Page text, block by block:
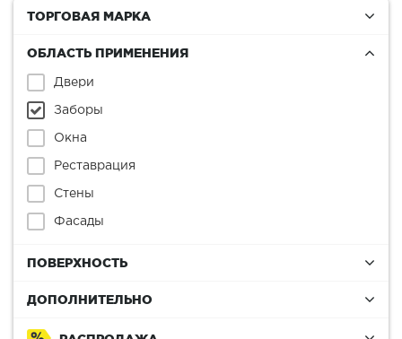
ТОРГОВАЯ МАРКА
ОБЛАСТЬ ПРИМЕНЕНИЯ
Двери
Заборы
Окна
Реставрация
Стены
Фасады
ПОВЕРХНОСТЬ
ДОПОЛНИТЕЛЬНО